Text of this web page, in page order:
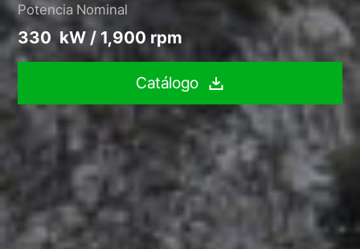
Potencia Nominal
330 kW / 1,900 rpm
Catálogo